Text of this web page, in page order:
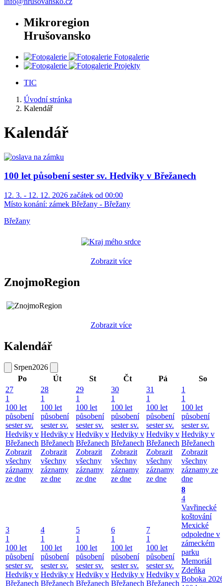
Mikroregion
Hrušovansko
Fotogalerie
Projekty
TIC
Úvodní stránka
Kalendář
Kalendář
100 let působení sester sv. Hedviky v Břežanech
12. 3. - 12. 12. 2026 začátek od 00:00
Místo konání: zámek Břežany - Břežany
Břežany
Zobrazit více
ZnojmoRegion
Zobrazit více
Kalendář
Srpen2026
Po
Út St Čt Pá
So
27
1
100 let
působení
sester sv.
Hedviky v
Břežanech
Zobrazit
všechny
záznamy
ze dne
28
1
100 let
působení
sester sv.
Hedviky v
Břežanech
Zobrazit
všechny
záznamy
ze dne
29
1
100 let
působení
sester sv.
Hedviky v
Břežanech
Zobrazit
všechny
záznamy
ze dne
30
1
100 let
působení
sester sv.
Hedviky v
Břežanech
Zobrazit
všechny
záznamy
ze dne
31
1
100 let
působení
sester sv.
Hedviky v
Břežanech
Zobrazit
všechny
záznamy
ze dne
1
1
100 let
působení
sester sv.
Hedviky v
Břežanech
Zobrazit
všechny
záznamy ze
dne
3
1
100 let
působení
sester sv.
Hedviky v
Břežanech
4
1
100 let
působení
sester sv.
Hedviky v
Břežanech
5
1
100 let
působení
sester sv.
Hedviky v
Břežanech
6
1
100 let
působení
sester sv.
Hedviky v
Břežanech
7
1
100 let
působení
sester sv.
Hedviky v
Břežanech
8
4
Vavřinecké
koštování
Mexické
odpoledne v
zámeckém
parku
Memoriál
Zdeňka
Boboka